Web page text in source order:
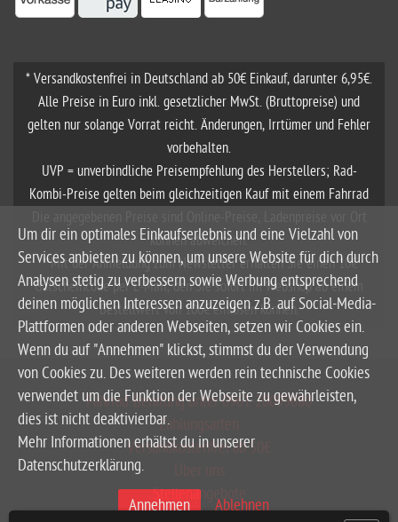
* Versandkostenfrei in Deutschland ab 50€ Einkauf, darunter 6,95€.
Alle Preise in Euro inkl. gesetzlicher MwSt. (Bruttopreise) und
gelten nur solange Vorrat reicht. Änderungen, Irrtümer und Fehler
vorbehalten.
UVP = unverbindliche Preisempfehlung des Herstellers; Rad-
Kombi-Preise gelten beim gleichzeitigen Kauf mit einem Fahrrad
können abweichen.
**Mit der Anmeldung zum Newsletter erhalten Sie einen 10€
Gutscheincode per E-Mail, den Sie sofort im Webshop ab einem
Bestellwert von 100€ einlösen können.
Fahrrad-Beratung unter 0961-20099680
Zahlungsarten
Versandkostenfrei ab 50€
Stellenangebote
Um dir ein optimales Einkaufserlebnis und eine Vielzahl von
Services anbieten zu können, um unsere Website für dich durch
Analysen stetig zu verbessern sowie Werbung entsprechend
deinen möglichen Interessen anzuzeigen z.B. auf Social-Media-
Plattformen oder anderen Webseiten, setzen wir Cookies ein.
Wenn du auf "Annehmen" klickst, stimmst du der Verwendung
von Cookies zu. Des weiteren werden rein technische Cookies
verwendet um die Funktion der Webseite zu gewährleisten,
dies ist nicht deaktivierbar.
Mehr Informationen erhältst du in unserer
Datenschutzerklärung.
Annehmen Ablehnen